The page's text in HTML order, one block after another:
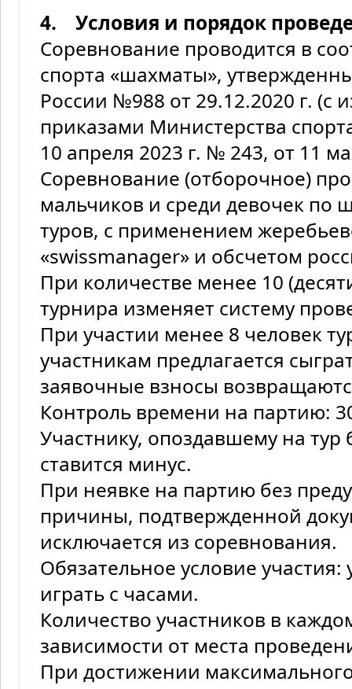
4. Условия и порядок
Соревнование проводится в
спорта «шахматы»,
России №988 от 29.12.2020 г.
приказами Министерства
10 апреля 2023 г. № 243, от 11
Соревнование (отборочное)
мальчиков и среди девочек по
туров, c применением
«swissmanager» и обсчетом
При количестве менее 10
турнира изменяет систему
При участии менее 8 человек
участникам предлагается
заявочные взносы
Контроль времени на партию:
Участнику, опоздавшему на
ставится минус.
При неявке на партию без
причины, подтвержденной
исключается из соревнования.
Обязательное условие
играть с часами.
Количество участников в
зависимости от места
При достижении